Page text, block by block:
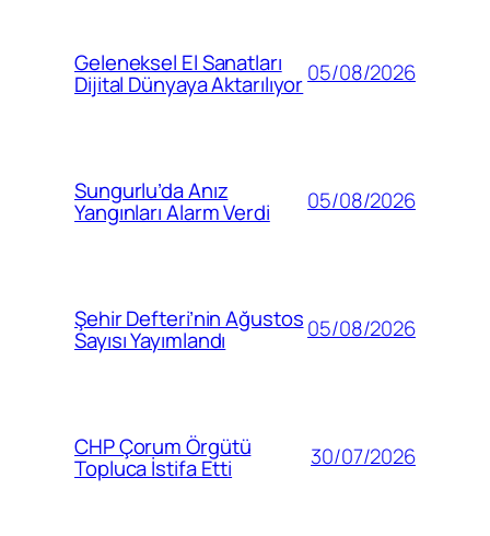
Geleneksel El Sanatları
Dijital Dünyaya Aktarılıyor05/08/2026
Sungurlu’da Anız
Yangınları Alarm Verdi 05/08/2026
Şehir Defteri’nin Ağustos
Sayısı Yayımlandı 05/08/2026
CHP Çorum Örgütü
Topluca İstifa Etti 30/07/2026